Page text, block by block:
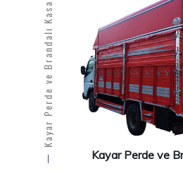
Kayar Perde ve Brandalı Kasa
Kayar Perde ve